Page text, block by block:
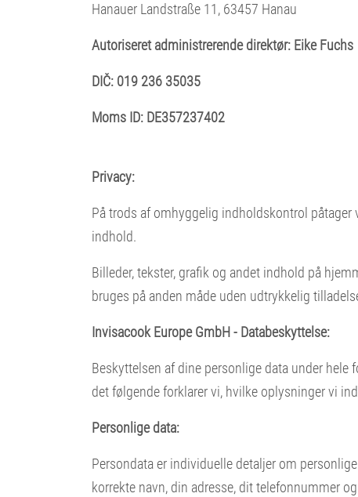
Hanauer Landstraße 11, 63457 Hanau
Autoriseret administrerende direktør: Eike Fuchs
DIČ: 019 236 35035
Moms ID: DE357237402
Privacy:
På trods af omhyggelig indholdskontrol påtager
indhold.
Billeder, tekster, grafik og andet indhold på
bruges på anden måde uden udtrykkelig
Invisacook Europe GmbH - Databeskyttelse:
Beskyttelsen af dine personlige data under hele
det følgende forklarer vi, hvilke oplysninger vi
Personlige data:
Persondata er individuelle detaljer om
korrekte navn, din adresse, dit telefonnummer